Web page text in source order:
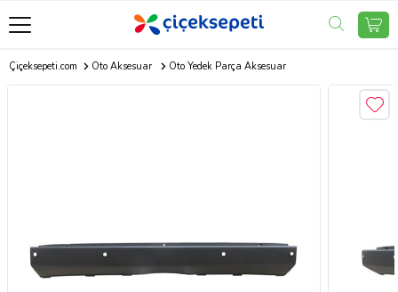
Çiçeksepeti.com Oto Aksesuar Oto Yedek Parça Aksesuar